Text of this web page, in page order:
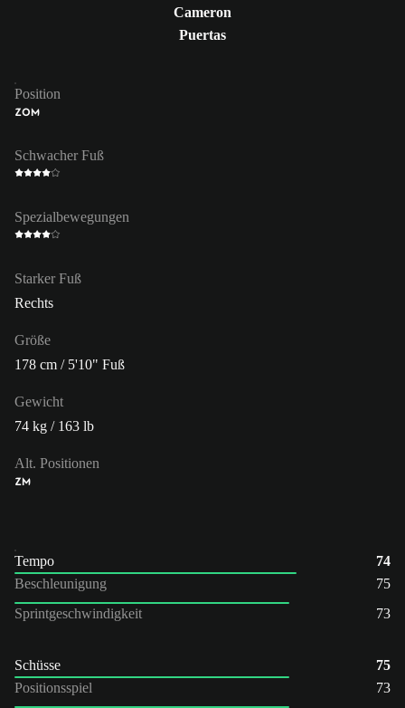
Cameron
Puertas
Position
ZOM
Schwacher Fuß
Spezialbewegungen
Starker Fuß
Rechts
Größe
178 cm / 5'10" Fuß
Gewicht
74 kg / 163 lb
Alt. Positionen
ZM
Tempo
74
Beschleunigung
75
Sprintgeschwindigkeit
73
Schüsse
75
Positionsspiel
73